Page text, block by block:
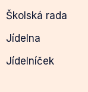
Školská rada
Jídelna
Jídelníček